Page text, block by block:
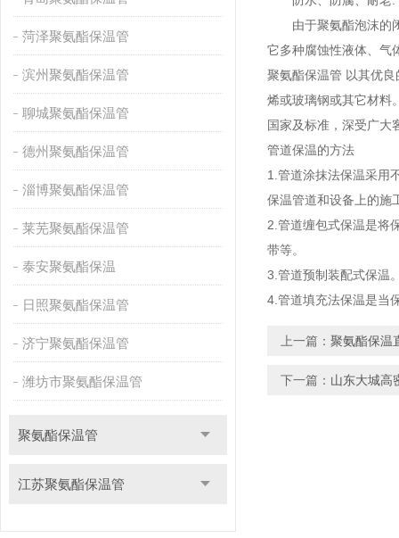
菏泽聚氨酯保温管
滨州聚氨酯保温管
聊城聚氨酯保温管
德州聚氨酯保温管
淄博聚氨酯保温管
莱芜聚氨酯保温管
泰安聚氨酯保温
日照聚氨酯保温管
济宁聚氨酯保温管
潍坊市聚氨酯保温管
聚氨酯保温管
江苏聚氨酯保温管
由于聚氨酯泡沫的闭
它多种腐蚀性液体、气
聚氨酯保温管 以其优
烯或玻璃钢或其它材料
国家及标准，深受广大
管道保温的方法
1.管道涂抹法保温采用
保温管道和设备上的施
2.管道缠包式保温是将
带等。
3.管道预制装配式保温
4.管道填充法保温是当
上一篇： 聚氨酯保温
下一篇： 山东大城高